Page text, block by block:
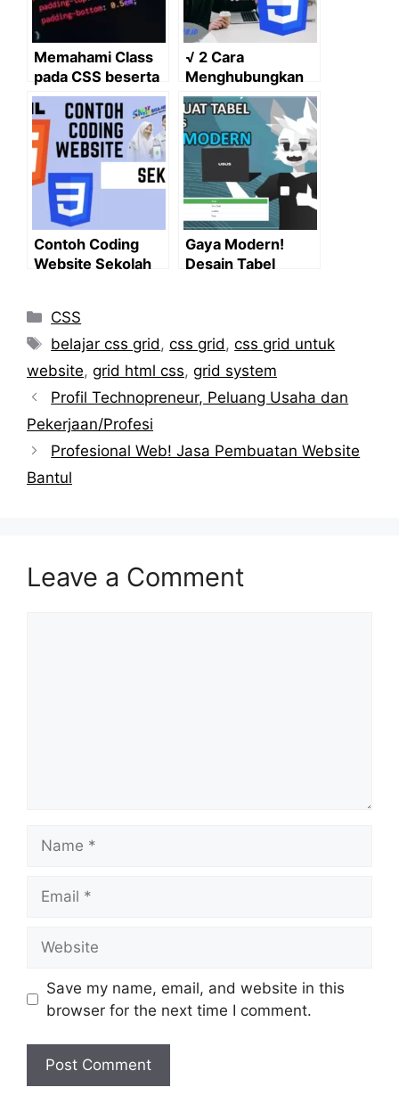
Memahami Class
pada CSS beserta
Contohnya
√ 2 Cara
Menghubungkan
HTML dan CSS
Termudah
Contoh Coding
Website Sekolah
Gaya Modern!
Desain Tabel
Categories
CSS
Tags
belajar css grid ,css grid ,css grid untuk
website, grid html css, grid system
Profil Technopreneur, Peluang Usaha dan
Pekerjaan/Profesi
Profesional Web! Jasa Pembuatan Website
Bantul
Leave a Comment
Save my name, email, and website in this
browser for the next time I comment.